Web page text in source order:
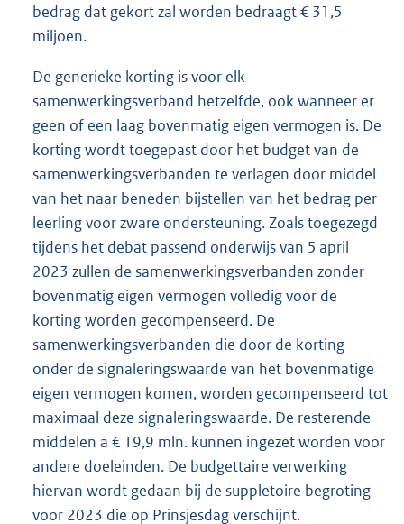
bedrag dat gekort zal worden bedraagt € 31,5
miljoen.
De generieke korting is voor elk
samenwerkingsverband hetzelfde, ook wanneer er
geen of een laag bovenmatig eigen vermogen is. De
korting wordt toegepast door het budget van de
samenwerkingsverbanden te verlagen door middel
van het naar beneden bijstellen van het bedrag per
leerling voor zware ondersteuning. Zoals toegezegd
tijdens het debat passend onderwijs van 5 april
2023 zullen de samenwerkingsverbanden zonder
bovenmatig eigen vermogen volledig voor de
korting worden gecompenseerd. De
samenwerkingsverbanden die door de korting
onder de signaleringswaarde van het bovenmatige
eigen vermogen komen, worden gecompenseerd tot
maximaal deze signaleringswaarde. De resterende
middelen a € 19,9 mln. kunnen ingezet worden voor
andere doeleinden. De budgettaire verwerking
hiervan wordt gedaan bij de suppletoire begroting
voor 2023 die op Prinsjesdag verschijnt.